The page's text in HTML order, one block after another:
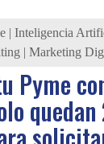
| Inteligencia
| Marketing
Pyme
quedan